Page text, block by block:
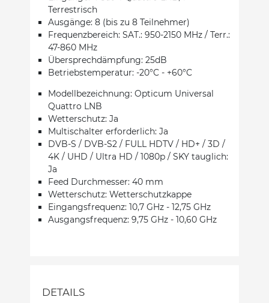
Terrestrisch
Ausgänge: 8 (bis zu 8 Teilnehmer)
Frequenzbereich: SAT.: 950-2150 MHz / Terr.:
47-860 MHz
Übersprechdämpfung: 25dB
Betriebstemperatur: -20°C - +60°C
Modellbezeichnung: Opticum Universal
Quattro LNB
Wetterschutz: Ja
Multischalter erforderlich: Ja
DVB-S / DVB-S2 / FULL HDTV / HD+ / 3D /
4K / UHD / Ultra HD / 1080p / SKY tauglich:
Ja
Feed Durchmesser: 40 mm
Wetterschutz: Wetterschutzkappe
Eingangsfrequenz: 10,7 GHz - 12,75 GHz
Ausgangsfrequenz: 9,75 GHz - 10,60 GHz
DETAILS